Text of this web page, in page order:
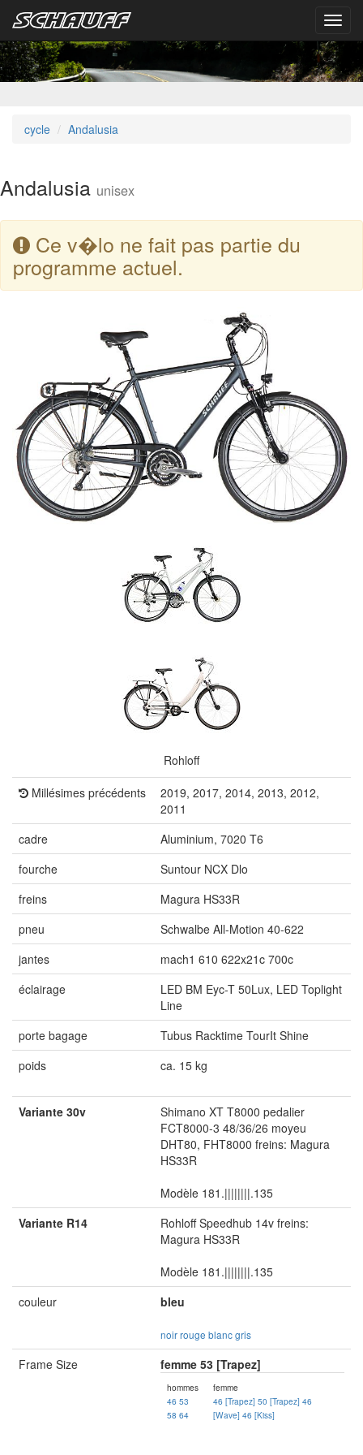
cycle Andalusia
Andalusia unisex
Ce v�lo ne fait pas partie du
programme actuel.
Rohloff
Millésimes précédents
2019, 2017, 2014, 2013, 2012,
2011
cadre
Aluminium, 7020 T6
fourche
Suntour NCX Dlo
freins
Magura HS33R
pneu
Schwalbe All-Motion 40-622
jantes
mach1 610 622x21c 700c
éclairage
LED BM Eyc-T 50Lux, LED Toplight
Line
porte bagage
Tubus Racktime TourIt Shine
poids
ca. 15 kg
Variante 30v
Shimano XT T8000 pedalier
FCT8000-3 48/36/26 moyeu
DHT80, FHT8000 freins: Magura
HS33R
Modèle 181.||||||||.135
Variante R14
Rohloff Speedhub 14v freins:
Magura HS33R
Modèle 181.||||||||.135
couleur
bleu
noirrouge blancgris
Frame Size femme 53 [Trapez]
hommes
46 53
58 64
femme
46 [Trapez] 50 [Trapez] 46
[Wave] 46 [Kiss]